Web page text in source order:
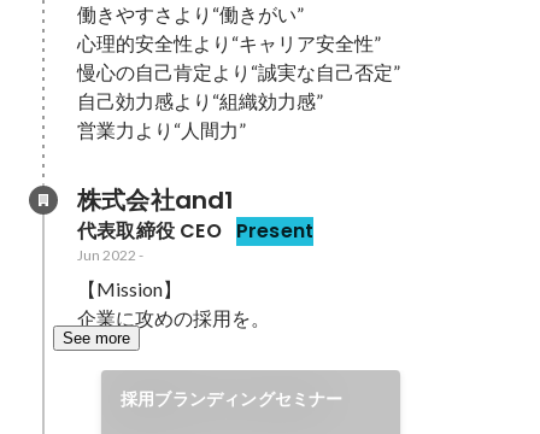
働きやすさより“働きがい”
心理的安全性より“キャリア安全性”
慢心の自己肯定より“誠実な自己否定”
自己効力感より“組織効力感”
営業力より“人間力”
株式会社and1
代表取締役 CEO Present
Jun 2022 -
【Mission】
企業に攻めの採用を。
See more
採用ブランディングセミナー